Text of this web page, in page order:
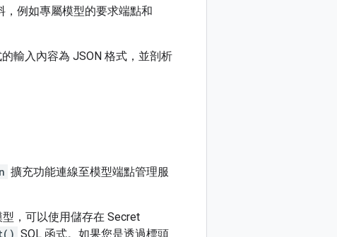
例如專屬模型的要求端點和
輸入內容為 JSON 格式，並剖析
擴充功能連線至模型端點管理服
，可以使用儲存在 Secret
SQL 函式。如果您是透過標頭